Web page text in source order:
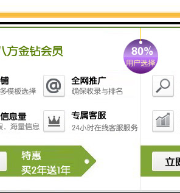
衡水水泥管：密封性能好，防止渗漏
衡水水泥管的接口处采用的密封技术，
密，防止渗漏。这种的密封性能，为城
水管道提供了可靠的支持。